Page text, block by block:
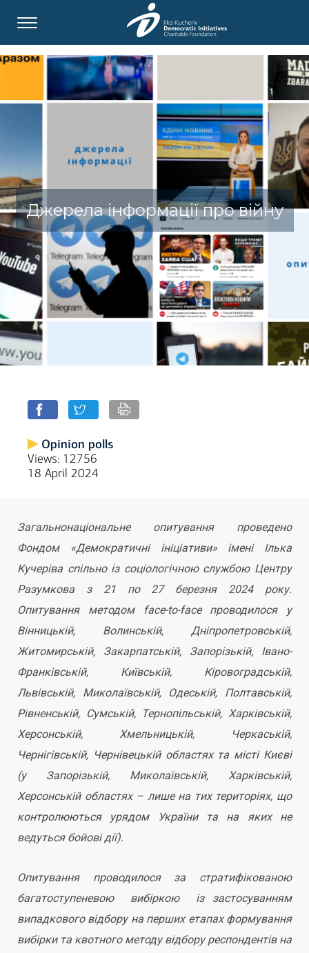
Джерела інформації про війну
Opinion polls
Views: 12756
18 April 2024
Загальнонаціональне опитування проведено
Фондом «Демократичні ініціативи» імені Ілька
Кучеріва спільно із соціологічною службою Центру
Разумкова з 21 по 27 березня 2024 року.
Опитування методом face-to-face проводилося у
Вінницькій, Волинській, Дніпропетровській,
Житомирській, Закарпатській, Запорізькій, Івано-
Франківській, Київській, Кіровоградській,
Львівській, Миколаївській, Одеській, Полтавській,
Рівненській, Сумській, Тернопільській, Харківській,
Херсонській, Хмельницькій, Черкаській,
Чернігівській, Чернівецькій областях та місті Києві
(у Запорізькій, Миколаївській, Харківській,
Херсонській областях – лише на тих територіях, що
контролюються урядом України та на яких не
ведуться бойові дії).
Опитування проводилося за стратифікованою
багатоступеневою вибіркою із застосуванням
випадкового відбору на перших етапах формування
вибірки та квотного методу відбору респондентів на